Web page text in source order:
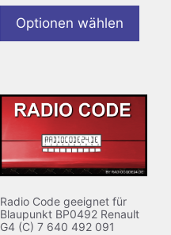
Optionen wählen
Radio Code geeignet für
Blaupunkt BP0492 Renault
G4 (C) 7 640 492 091